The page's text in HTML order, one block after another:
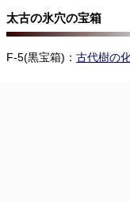
太古の氷穴の宝箱
F-5(黒宝箱)： 古代樹の